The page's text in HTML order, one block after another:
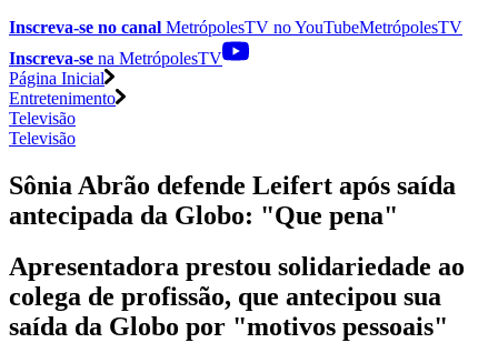
Inscreva-se no canal MetrópolesTV noYouTubeMetrópolesTV
Inscreva-se na MetrópolesTV
Página Inicial
Entretenimento
Televisão
Televisão
Sônia Abrão defende Leifert após saída
antecipada da Globo: "Que pena"
Apresentadora prestou solidariedade ao
colega de profissão, que antecipou sua
saída da Globo por "motivos pessoais"